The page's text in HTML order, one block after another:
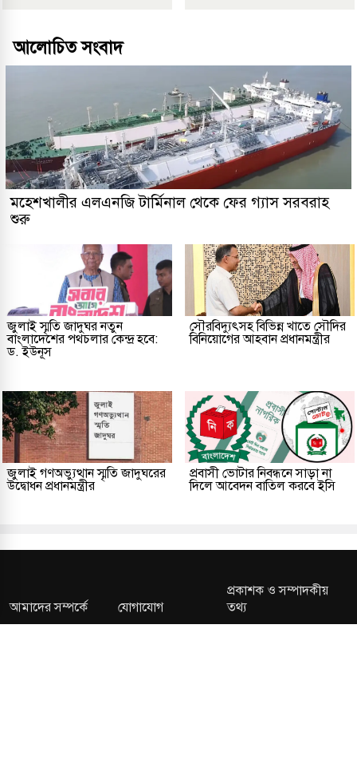
আলোচিত সংবাদ
মহেশখালীর এলএনজি টার্মিনাল থেকে ফের গ্যাস সরবরাহ
শুরু
জুলাই স্মৃতি জাদুঘর নতুন
বাংলাদেশের পথচলার কেন্দ্র হবে:
ড. ইউনূস
সৌরবিদ্যুৎসহ বিভিন্ন খাতে সৌদির
বিনিয়োগের আহবান প্রধানমন্ত্রীর
জুলাই গণঅভ্যুত্থান স্মৃতি জাদুঘরের
উদ্বোধন প্রধানমন্ত্রীর
প্রবাসী ভোটার নিবন্ধনে সাড়া না
দিলে আবেদন বাতিল করবে ইসি
আমাদের সম্পর্কে যোগাযোগ
প্রকাশক ও সম্পাদকীয়
তথ্য